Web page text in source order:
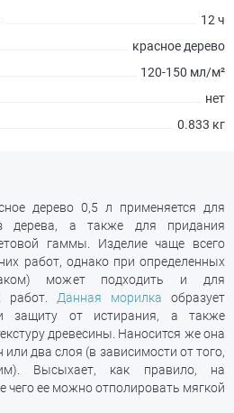
12 ч
красное дерево
120-150 мл/м²
нет
0.833 кг
дерево 0,5 л применяется для
дерева, а также для придания
гаммы. Изделие чаще всего
работ, однако при определенных
может подходить и для
работ. Данная морилка образует
защиту от истирания, а также
древесины. Наносится же она
два слоя (в зависимости от того,
Высыхает, как правило, на
чего ее можно отполировать мягкой